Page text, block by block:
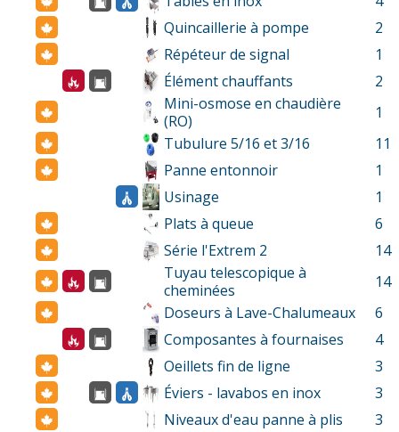
Quincaillerie à pompe
2
Répéteur de signal
1
Élément chauffants
2
Mini-osmose en chaudière
(RO)
1
Tubulure 5/16 et 3/16
11
Panne entonnoir
1
Usinage
1
Plats à queue
6
Série l'Extrem 2
14
Tuyau telescopique à
cheminées
14
Doseurs à Lave-Chalumeaux
6
Composantes à fournaises
4
Oeillets fin de ligne
3
Éviers - lavabos en inox
3
Niveaux d'eau panne à plis
3